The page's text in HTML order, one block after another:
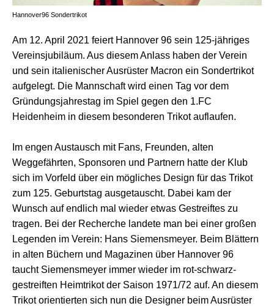
Hannover96 Sondertrikot
Am 12. April 2021 feiert Hannover 96 sein 125-jähriges
Vereinsjubiläum. Aus diesem Anlass haben der Verein
und sein italienischer Ausrüster Macron ein Sondertrikot
aufgelegt. Die Mannschaft wird einen Tag vor dem
Gründungsjahrestag im Spiel gegen den 1.FC
Heidenheim in diesem besonderen Trikot auflaufen.
Im engen Austausch mit Fans, Freunden, alten
Weggefährten, Sponsoren und Partnern hatte der Klub
sich im Vorfeld über ein mögliches Design für das Trikot
zum 125. Geburtstag ausgetauscht. Dabei kam der
Wunsch auf endlich mal wieder etwas Gestreiftes zu
tragen. Bei der Recherche landete man bei einer großen
Legenden im Verein: Hans Siemensmeyer. Beim Blättern
in alten Büchern und Magazinen über Hannover 96
taucht Siemensmeyer immer wieder im rot-schwarz-
gestreiften Heimtrikot der Saison 1971/72 auf. An diesem
Trikot orientierten sich nun die Designer beim Ausrüster